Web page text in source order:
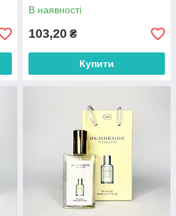
В наявності
103,20 ₴
Купити